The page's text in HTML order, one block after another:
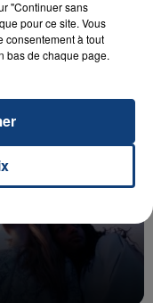
DE LA...
clinique qui a
ses
"Continuer sans
pour ce site. Vous
consentement à tout
bas de chaque page.